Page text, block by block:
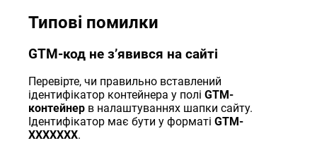
Типові помилки
GTM-код не зʼявився на сайті
Перевірте, чи правильно вставлений
ідентифікатор контейнера у поліGTM-
контейнер в налаштуваннях шапки сайту.
Ідентифікатор має бути у форматіGTM-
XXXXXXX.